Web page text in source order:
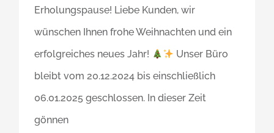
Erholungspause! Liebe Kunden, wir
wünschen Ihnen frohe Weihnachten und ein
erfolgreiches neues Jahr!
Unser Büro
bleibt vom 20.12.2024 bis einschließlich
06.01.2025 geschlossen. In dieser Zeit
gönnen